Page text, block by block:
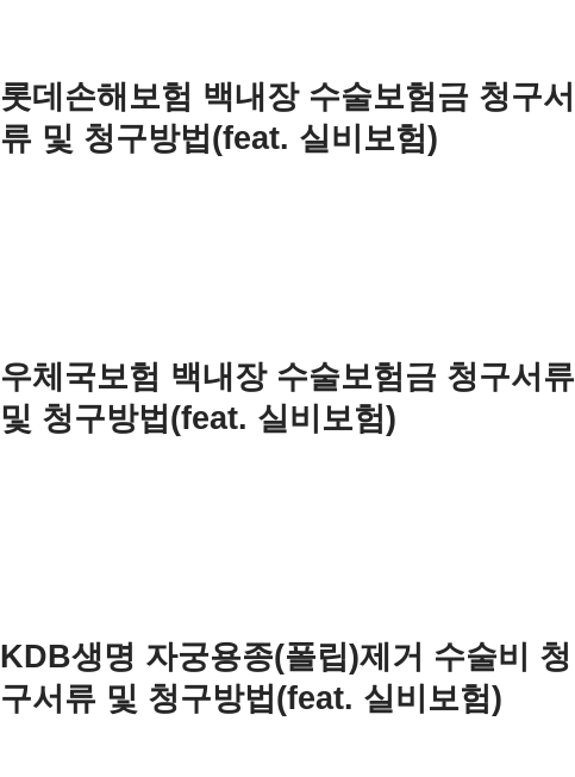
롯데손해보험 백내장 수술보험금 청구서
류 및 청구방법(feat. 실비보험)
우체국보험 백내장 수술보험금 청구서류
및 청구방법(feat. 실비보험)
KDB생명 자궁용종(폴립)제거 수술비 청
구서류 및 청구방법(feat. 실비보험)